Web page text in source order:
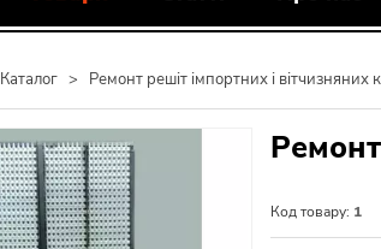
Каталог > Ремонт решіт імпортних і вітчизняних
Код товару: 1